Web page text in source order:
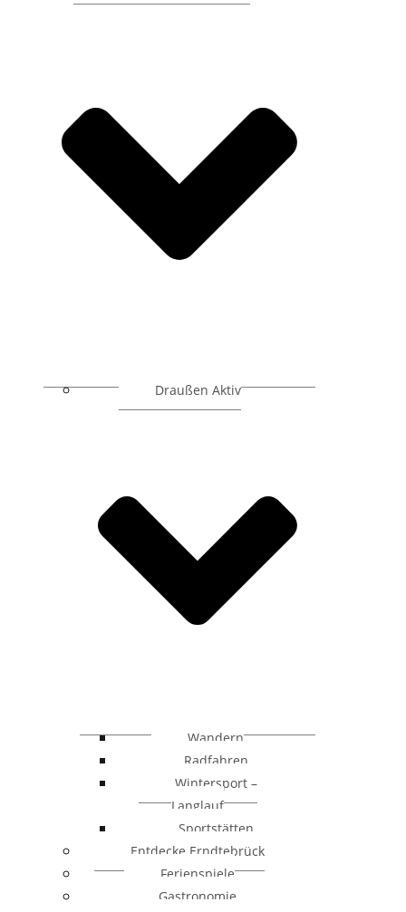
Draußen Aktiv
Wandern
Radfahren
Wintersport –
Langlauf
Sportstätten
Entdecke Erndtebrück
Ferienspiele
Gastronomie